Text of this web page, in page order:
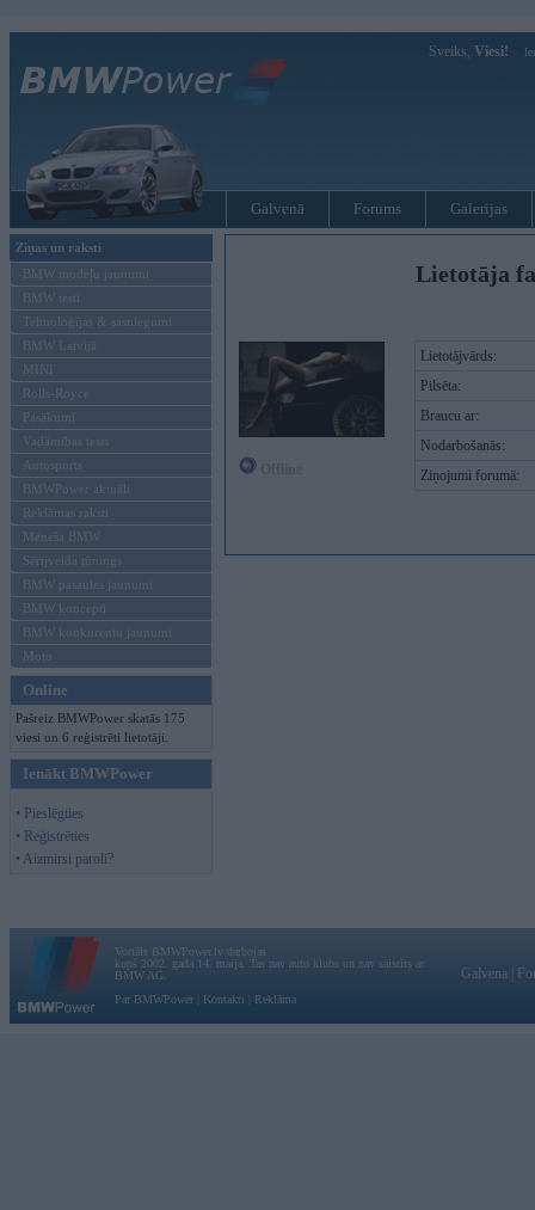
Sveiks, Viesi!
Galvenā Forums Galerijas
Ziņas un raksti
BMW modeļu jaunumi
BMW testi
Tehnoloģijas & sasniegumi
BMW Latvijā
MINI
Rolls-Royce
Pasākumi
Vadāmības tests
Autosports
BMWPower aktuāli
Reklāmas raksti
Mēneša BMW
Sērijveida tūnings
BMW pasaules jaunumi
BMW koncepti
BMW konkurentu jaunumi
Moto
Online
Pašreiz BMWPower skatās 175
viesi un 6 reģistrēti lietotāji.
Ienākt BMWPower
• Pieslēgties
• Reģistrēties
• Aizmirsi paroli?
Lietotāja
Lietotājvārds:
Pilsēta:
Braucu ar:
Nodarbošanās:
Ziņojumi forumā:
Vortāls BMWPower.lv darbojas
kopš 2002. gada 14. maija. Tas nav auto klubs un nav saistīts ar
BMW AG.
Par BMWPower
Kontakti Reklāma
Galvena